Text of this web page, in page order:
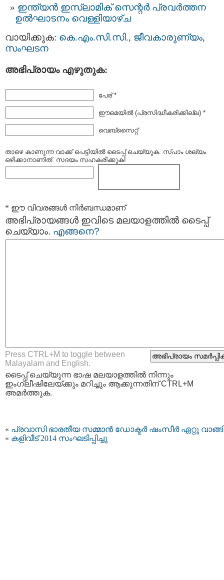
ഇന്ത്യൻ ഇസ്‌ലാമിക് സെന്റർ പ്രവർത്തന
ഉല്‍ഘാടനം വെള്ളിയാഴ്ച
വായിക്കുക: കെ.എം.സി.സി., ജീവകാരുണ്യം,
സംഘടന
അഭിപ്രായം എഴുതുക:
പേര് *
ഈമെയില്‍ (പ്രസിദ്ധീകരിക്കില്ല) *
വെബ്സൈറ്റ്
താഴെ കാണുന്ന വാക്ക് പെട്ടിയില്‍ ടൈപ്പ്‌ ചെയ്യുക. സ്പാം ശല്യം
ഒഴിക്കാനാണിത്. സദയം സഹകരിക്കുക!
* ഈ വിവരങ്ങള്‍ നിര്‍ബന്ധമാണ്
അഭിപ്രായങ്ങള്‍ ഇവിടെ മലയാളത്തില്‍ ടൈപ്പ്
ചെയ്യാം. എങ്ങനെ?
Press CTRL+M to toggle between
Malayalam and English.
ടൈപ്പ്‌ ചെയ്യുന്ന ഭാഷ മലയാളത്തില്‍ നിന്നും
ഇംഗ്ലീഷിലേയ്ക്കും മറിച്ചും ആക്കുന്നതിന് CTRL+M
അമര്‍ത്തുക.
« പ്രവാസി ഭാരതീയ സമ്മാന്‍ ഡോക്ടര്‍ ഷംസീര്‍ ഏറ്റു വാങ്ങി
« കളിവീട് 2014 സംഘടിപ്പിച്ചു